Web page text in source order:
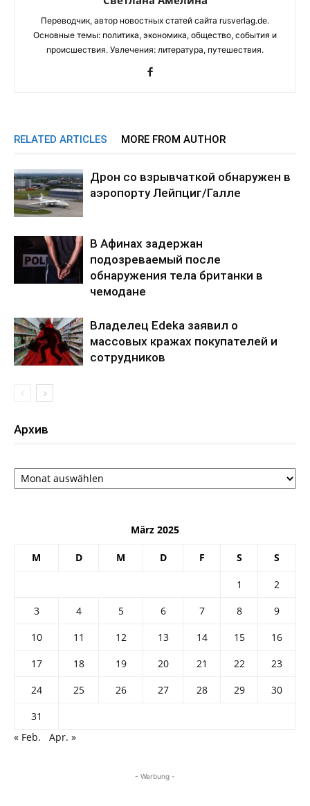
Переводчик, автор новостных статей сайта rusverlag.de.
Основные темы: политика, экономика, общество, события и
происшествия. Увлечения: литература, путешествия.
RELATED ARTICLES MORE FROM AUTHOR
Дрон со взрывчаткой обнаружен в
аэропорту Лейпциг/Галле
В Афинах задержан
подозреваемый после
обнаружения тела британки в
чемодане
Владелец Edeka заявил о
массовых кражах покупателей и
сотрудников
Архив
Архив
März 2025
M D M D F S S
1
2
3
4 5 6 7 8
9
10
11 12 13 14 15
16
17
18 19 20 21 22
23
24
25 26 27 28 29
30
31
« Feb.
Apr. »
- Werbung -